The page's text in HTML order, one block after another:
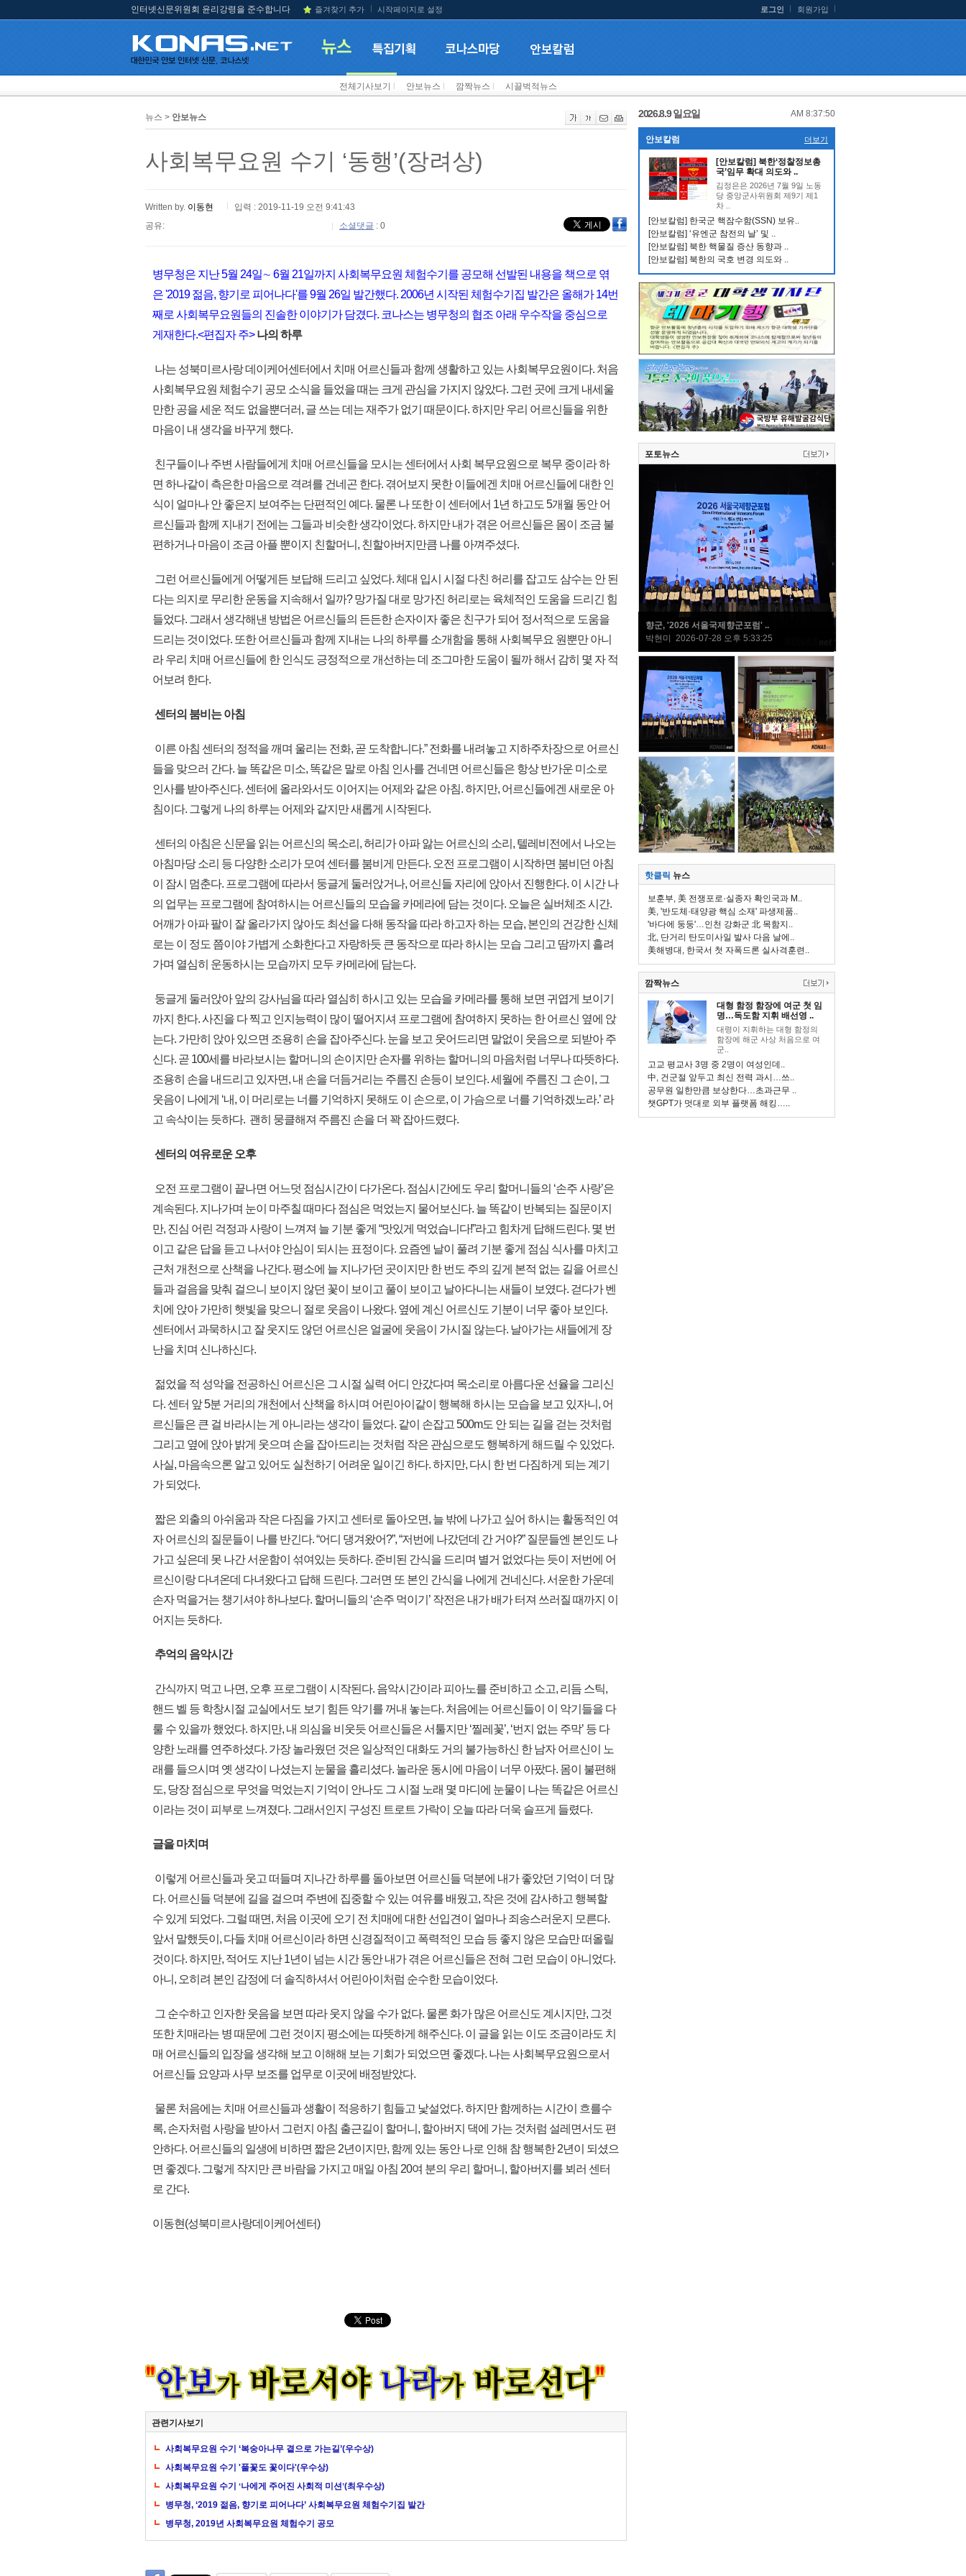
인터넷신문위원회 윤리강령을 준수합니다 즐겨찾기 추가 시작페이지로 설정 로그인 회원가입
전체기사보기 안보뉴스 깜짝뉴스 시끌벅적뉴스
뉴스 > 안보뉴스
사회복무요원 수기 ‘동행’(장려상)
Written by. 이동현
입력 : 2019-11-19 오전 9:41:43
공유:
소셜댓글 : 0
병무청은 지난 5월 24일∼ 6월 21일까지 사회복무요원 체험수기를 공모해 선발된 내용을 책으로 엮
은 '2019 젊음, 향기로 피어나다'를 9월 26일 발간했다. 2006년 시작된 체험수기집 발간은 올해가 14번
째로 사회복무요원들의 진솔한 이야기가 담겼다. 코나스는 병무청의 협조 아래 우수작을 중심으로
게재한다.<편집자 주>나의 하루
나는 성북미르사랑 데이케어센터에서 치매 어르신들과 함께 생활하고 있는 사회복무요원이다. 처음
사회복무요원 체험수기 공모 소식을 들었을 때는 크게 관심을 가지지 않았다. 그런 곳에 크게 내세울
만한 공을 세운 적도 없을뿐더러, 글 쓰는 데는 재주가 없기 때문이다. 하지만 우리 어르신들을 위한
마음이 내 생각을 바꾸게 했다.
친구들이나 주변 사람들에게 치매 어르신들을 모시는 센터에서 사회 복무요원으로 복무 중이라 하
면 하나같이 측은한 마음으로 격려를 건네곤 한다. 겪어보지 못한 이들에겐 치매 어르신들에 대한 인
식이 얼마나 안 좋은지 보여주는 단편적인 예다. 물론 나 또한 이 센터에서 1년 하고도 5개월 동안 어
르신들과 함께 지내기 전에는 그들과 비슷한 생각이었다. 하지만 내가 겪은 어르신들은 몸이 조금 불
편하거나 마음이 조금 아플 뿐이지 친할머니, 친할아버지만큼 나를 아껴주셨다.
그런 어르신들에게 어떻게든 보답해 드리고 싶었다. 체대 입시 시절 다친 허리를 잡고도 삼수는 안 된
다는 의지로 무리한 운동을 지속해서 일까? 망가질 대로 망가진 허리로는 육체적인 도움을 드리긴 힘
들었다. 그래서 생각해낸 방법은 어르신들의 든든한 손자이자 좋은 친구가 되어 정서적으로 도움을
드리는 것이었다. 또한 어르신들과 함께 지내는 나의 하루를 소개함을 통해 사회복무요 원뿐만 아니
라 우리 치매 어르신들에 한 인식도 긍정적으로 개선하는 데 조그마한 도움이 될까 해서 감히 몇 자 적
어보려 한다.
센터의 붐비는 아침
이른 아침 센터의 정적을 깨며 울리는 전화, 곧 도착합니다.” 전화를 내려놓고 지하주차장으로 어르신
들을 맞으러 간다. 늘 똑같은 미소, 똑같은 말로 아침 인사를 건네면 어르신들은 항상 반가운 미소로
인사를 받아주신다. 센터에 올라와서도 이어지는 어제와 같은 아침. 하지만, 어르신들에겐 새로운 아
침이다. 그렇게 나의 하루는 어제와 같지만 새롭게 시작된다.
센터의 아침은 신문을 읽는 어르신의 목소리, 허리가 아파 앓는 어르신의 소리, 텔레비전에서 나오는
아침마당 소리 등 다양한 소리가 모여 센터를 붐비게 만든다. 오전 프로그램이 시작하면 붐비던 아침
이 잠시 멈춘다. 프로그램에 따라서 둥글게 둘러앉거나, 어르신들 자리에 앉아서 진행한다. 이 시간 나
의 업무는 프로그램에 참여하시는 어르신들의 모습을 카메라에 담는 것이다. 오늘은 실버체조 시간.
어깨가 아파 팔이 잘 올라가지 않아도 최선을 다해 동작을 따라 하고자 하는 모습, 본인의 건강한 신체
로는 이 정도 쯤이야 가볍게 소화한다고 자랑하듯 큰 동작으로 따라 하시는 모습 그리고 땀까지 흘려
가며 열심히 운동하시는 모습까지 모두 카메라에 담는다.
둥글게 둘러앉아 앞의 강사님을 따라 열심히 하시고 있는 모습을 카메라를 통해 보면 귀엽게 보이기
까지 한다. 사진을 다 찍고 인지능력이 많이 떨어지셔 프로그램에 참여하지 못하는 한 어르신 옆에 앉
는다. 가만히 앉아 있으면 조용히 손을 잡아주신다. 눈을 보고 웃어드리면 말없이 웃음으로 되받아 주
신다. 곧 100세를 바라보시는 할머니의 손이지만 손자를 위하는 할머니의 마음처럼 너무나 따뜻하다.
조용히 손을 내드리고 있자면, 내 손을 더듬거리는 주름진 손등이 보인다. 세월에 주름진 그 손이, 그
웃음이 나에게 ‘내, 이 머리로는 너를 기억하지 못해도 이 손으로, 이 가슴으로 너를 기억하겠노라.’ 라
고 속삭이는 듯하다. 괜히 뭉클해져 주름진 손을 더 꽉 잡아드렸다.
센터의 여유로운 오후
오전 프로그램이 끝나면 어느덧 점심시간이 다가온다. 점심시간에도 우리 할머니들의 ‘손주 사랑’은
계속된다. 지나가며 눈이 마주칠 때마다 점심은 먹었는지 물어보신다. 늘 똑같이 반복되는 질문이지
만, 진심 어린 걱정과 사랑이 느껴져 늘 기분 좋게 “맛있게 먹었습니다!”라고 힘차게 답해드린다. 몇 번
이고 같은 답을 듣고 나서야 안심이 되시는 표정이다. 요즘엔 날이 풀려 기분 좋게 점심 식사를 마치고
근처 개천으로 산책을 나간다. 평소에 늘 지나가던 곳이지만 한 번도 주의 깊게 본적 없는 길을 어르신
들과 걸음을 맞춰 걸으니 보이지 않던 꽃이 보이고 풀이 보이고 날아다니는 새들이 보였다. 걷다가 벤
치에 앉아 가만히 햇빛을 맞으니 절로 웃음이 나왔다. 옆에 계신 어르신도 기분이 너무 좋아 보인다.
센터에서 과묵하시고 잘 웃지도 않던 어르신은 얼굴에 웃음이 가시질 않는다. 날아가는 새들에게 장
난을 치며 신나하신다.
젊었을 적 성악을 전공하신 어르신은 그 시절 실력 어디 안갔다며 목소리로 아름다운 선율을 그리신
다. 센터 앞 5분 거리의 개천에서 산책을 하시며 어린아이같이 행복해 하시는 모습을 보고 있자니, 어
르신들은 큰 걸 바라시는 게 아니라는 생각이 들었다. 같이 손잡고 500m도 안 되는 길을 걷는 것처럼
그리고 옆에 앉아 밝게 웃으며 손을 잡아드리는 것처럼 작은 관심으로도 행복하게 해드릴 수 있었다.
사실, 마음속으론 알고 있어도 실천하기 어려운 일이긴 하다. 하지만, 다시 한 번 다짐하게 되는 계기
가 되었다.
짧은 외출의 아쉬움과 작은 다짐을 가지고 센터로 돌아오면, 늘 밖에 나가고 싶어 하시는 활동적인 여
자 어르신의 질문들이 나를 반긴다. “어디 댕겨왔어?”, “저번에 나갔던데 간 거야?” 질문들엔 본인도 나
가고 싶은데 못 나간 서운함이 섞여있는 듯하다. 준비된 간식을 드리며 별거 없었다는 듯이 저번에 어
르신이랑 다녀온데 다녀왔다고 답해 드린다. 그러면 또 본인 간식을 나에게 건네신다. 서운한 가운데
손자 먹을거는 챙기셔야 하나보다. 할머니들의 ‘손주 먹이기’ 작전은 내가 배가 터져 쓰러질 때까지 이
어지는 듯하다.
추억의 음악시간
간식까지 먹고 나면, 오후 프로그램이 시작된다. 음악시간이라 피아노를 준비하고 소고, 리듬 스틱,
핸드 벨 등 학창시절 교실에서도 보기 힘든 악기를 꺼내 놓는다. 처음에는 어르신들이 이 악기들을 다
룰 수 있을까 했었다. 하지만, 내 의심을 비웃듯 어르신들은 서툴지만 ‘찔레꽃’, ‘번지 없는 주막’ 등 다
양한 노래를 연주하셨다. 가장 놀라웠던 것은 일상적인 대화도 거의 불가능하신 한 남자 어르신이 노
래를 들으시며 옛 생각이 나셨는지 눈물을 흘리셨다. 놀라운 동시에 마음이 너무 아팠다. 몸이 불편해
도, 당장 점심으로 무엇을 먹었는지 기억이 안나도 그 시절 노래 몇 마디에 눈물이 나는 똑같은 어르신
이라는 것이 피부로 느껴졌다. 그래서인지 구성진 트로트 가락이 오늘 따라 더욱 슬프게 들렸다.
글을 마치며
이렇게 어르신들과 웃고 떠들며 지나간 하루를 돌아보면 어르신들 덕분에 내가 좋았던 기억이 더 많
다. 어르신들 덕분에 길을 걸으며 주변에 집중할 수 있는 여유를 배웠고, 작은 것에 감사하고 행복할
수 있게 되었다. 그럴 때면, 처음 이곳에 오기 전 치매에 대한 선입견이 얼마나 죄송스러운지 모른다.
앞서 말했듯이, 다들 치매 어르신이라 하면 신경질적이고 폭력적인 모습 등 좋지 않은 모습만 떠올릴
것이다. 하지만, 적어도 지난 1년이 넘는 시간 동안 내가 겪은 어르신들은 전혀 그런 모습이 아니었다.
아니, 오히려 본인 감정에 더 솔직하셔서 어린아이처럼 순수한 모습이었다.
그 순수하고 인자한 웃음을 보면 따라 웃지 않을 수가 없다. 물론 화가 많은 어르신도 계시지만, 그것
또한 치매라는 병 때문에 그런 것이지 평소에는 따뜻하게 해주신다. 이 글을 읽는 이도 조금이라도 치
매 어르신들의 입장을 생각해 보고 이해해 보는 기회가 되었으면 좋겠다. 나는 사회복무요원으로서
어르신들 요양과 사무 보조를 업무로 이곳에 배정받았다.
물론 처음에는 치매 어르신들과 생활이 적응하기 힘들고 낯설었다. 하지만 함께하는 시간이 흐를수
록, 손자처럼 사랑을 받아서 그런지 아침 출근길이 할머니, 할아버지 댁에 가는 것처럼 설레면서도 편
안하다. 어르신들의 일생에 비하면 짧은 2년이지만, 함께 있는 동안 나로 인해 참 행복한 2년이 되셨으
면 좋겠다. 그렇게 작지만 큰 바람을 가지고 매일 아침 20여 분의 우리 할머니, 할아버지를 뵈러 센터
로 간다.
이동현(성북미르사랑데이케어센터)
관련기사보기
사회복무요원 수기 ‘복숭아나무 곁으로 가는길’(우수상)
사회복무요원 수기 '풀꽃도 꽃이다'(우수상)
사회복무요원 수기 ʻ나에게 주어진 사회적 미션ʼ(최우수상)
병무청, ‘2019 젊음, 향기로 피어나다’ 사회복무요원 체험수기집 발간
병무청, 2019년 사회복무요원 체험수기 공모
2026.8.9 일요일 AM 8:37:51
안보칼럼 더보기
[안보칼럼] 북한‘정찰정보총
국’임무 확대 의도와 ..
김정은은 2026년 7월 9일 노동
당 중앙군사위원회 제9기 제1
차 ..
[안보칼럼] 한국군 핵잠수함(SSN) 보유..
[안보칼럼] ‘유엔군 참전의 날’ 및 ..
[안보칼럼] 북한 핵물질 증산 동향과 ..
[안보칼럼] 북한의 국호 변경 의도와 ..
포토뉴스
향군, '2026 서울국제향군포럼' ..
박현미 2026-07-28 오후 5:33:25
핫클릭 뉴스
보훈부, 美 전쟁포로·실종자 확인국과 M..
美, '반도체·태양광 핵심 소재' 파생제품..
'바다에 둥둥'…인천 강화군 北 목함지..
北, 단거리 탄도미사일 발사 다음 날에..
美해병대, 한국서 첫 자폭드론 실사격훈련..
깜짝뉴스
대형 함정 함장에 여군 첫 임
명…독도함 지휘 배선영 ..
대령이 지휘하는 대형 함정의
함장에 해군 사상 처음으로 여
군..
고교 평교사 3명 중 2명이 여성인데..
中, 건군절 앞두고 최신 전력 과시…쓰..
공무원 일한만큼 보상한다…초과근무 ..
챗GPT가 멋대로 외부 플랫폼 해킹…..